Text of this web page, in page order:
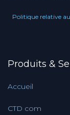
Politique relative
Produits &
Accueil
CTD com